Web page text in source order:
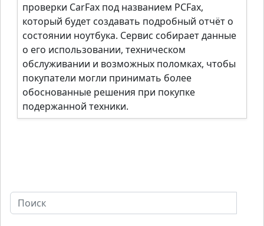
проверки CarFax под названием PCFax,
который будет создавать подробный отчёт о
состоянии ноутбука. Сервис собирает данные
о его использовании, техническом
обслуживании и возможных поломках, чтобы
покупатели могли принимать более
обоснованные решения при покупке
подержанной техники.